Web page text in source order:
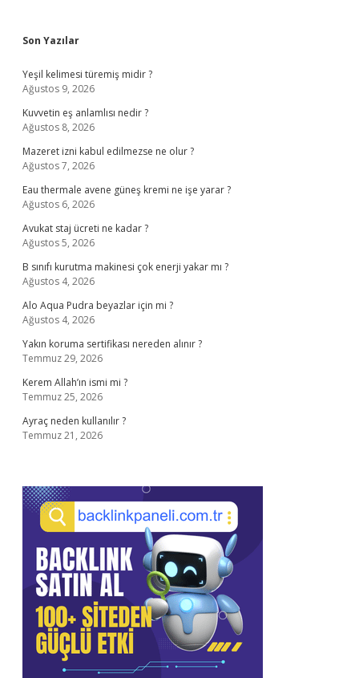
Sidebar
Son Yazılar
Yeşil kelimesi türemiş midir ?
Ağustos 9, 2026
Kuvvetin eş anlamlısı nedir ?
Ağustos 8, 2026
Mazeret izni kabul edilmezse ne olur ?
Ağustos 7, 2026
Eau thermale avene güneş kremi ne işe yarar ?
Ağustos 6, 2026
Avukat staj ücreti ne kadar ?
Ağustos 5, 2026
B sınıfı kurutma makinesi çok enerji yakar mı ?
Ağustos 4, 2026
Alo Aqua Pudra beyazlar için mi ?
Ağustos 4, 2026
Yakın koruma sertifikası nereden alınır ?
Temmuz 29, 2026
Kerem Allah’ın ismi mi ?
Temmuz 25, 2026
Ayraç neden kullanılır ?
Temmuz 21, 2026